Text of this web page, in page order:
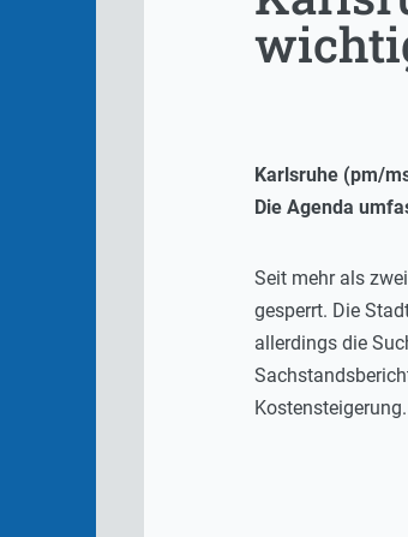
Karlsruhe (pm/
Die Agenda
Seit mehr als
gesperrt. Die
allerdings die